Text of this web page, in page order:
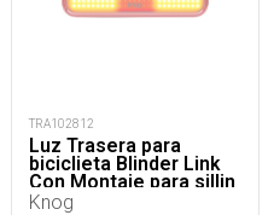
TRA102812
Luz Trasera para
biciclieta Blinder Link
Con Montaje para sillin
Knog